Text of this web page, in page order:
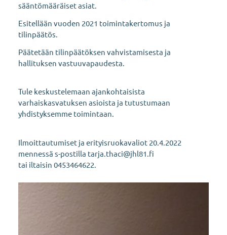
sääntömääräiset asiat.
Esitellään vuoden 2021 toimintakertomus ja
tilinpäätös.
Päätetään tilinpäätöksen vahvistamisesta ja
hallituksen vastuuvapaudesta.
Tule keskustelemaan ajankohtaisista
varhaiskasvatuksen asioista ja tutustumaan
yhdistyksemme toimintaan.
Ilmoittautumiset ja erityisruokavaliot 20.4.2022
mennessä s-postilla tarja.thaci@jhl81.fi
tai iltaisin 0453464622.